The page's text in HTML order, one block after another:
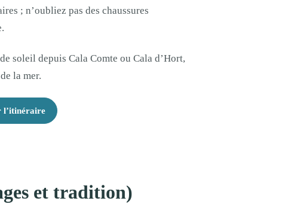
; n’oubliez pas des chaussures
soleil depuis Cala Comte ou Cala d’Hort,
la mer.
l’itinéraire
et tradition)